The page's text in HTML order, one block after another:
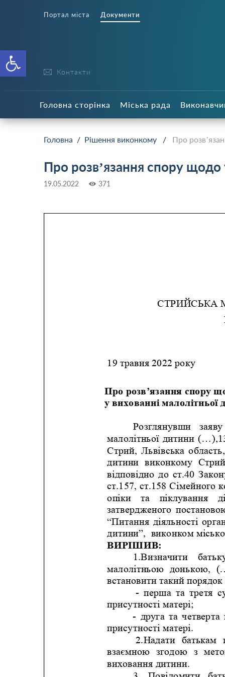
Відкрити Панель
Портал міста Документи
Контакти
Головна сторінка Міська рада
Головна / Рішення виконкому / Про
Про розв’язання спору щодо
19.05.2022 371